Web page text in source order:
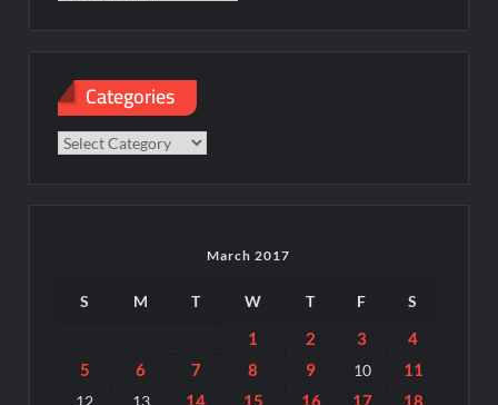
Categories
Categories
March 2017
S M T W T F S
1 2 3
4
5
6 7 8 9 10 11
12 13 14 15 16 17
18